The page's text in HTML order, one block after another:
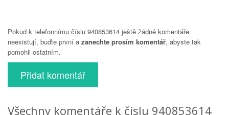
Pokud k telefonnímu číslu 940853614 ještě žádné komentáře
neexistují, buďte první a zanechte prosím komentář, abyste tak
pomohli ostatním.
Přidat komentář
Všechny komentáře k číslu 940853614